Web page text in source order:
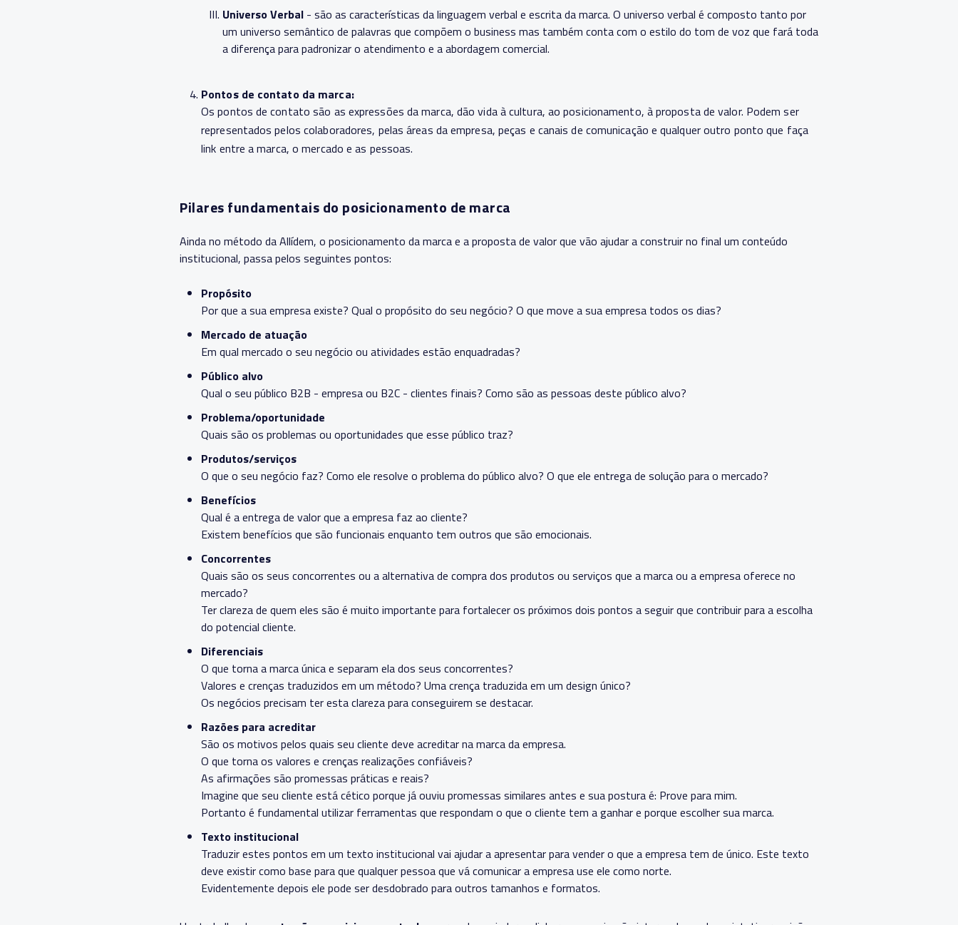
Universo Verbal - são as características da linguagem verbal e escrita da marca. O universo verbal é composto tanto por
um universo semântico de palavras que compõem o business mas também conta com o estilo do tom de voz que fará toda
a diferença para padronizar o atendimento e a abordagem comercial.
Pontos de contato da marca:
Os pontos de contato são as expressões da marca, dão vida à cultura, ao posicionamento, à proposta de valor. Podem ser
representados pelos colaboradores, pelas áreas da empresa, peças e canais de comunicação e qualquer outro ponto que faça
link entre a marca, o mercado e as pessoas.
Pilares fundamentais do posicionamento de marca
Ainda no método da Allídem, o posicionamento da marca e a proposta de valor que vão ajudar a construir no final um conteúdo
institucional, passa pelos seguintes pontos:
Propósito
Por que a sua empresa existe? Qual o propósito do seu negócio? O que move a sua empresa todos os dias?
Mercado de atuação
Em qual mercado o seu negócio ou atividades estão enquadradas?
Público alvo
Qual o seu público B2B - empresa ou B2C - clientes finais? Como são as pessoas deste público alvo?
Problema/oportunidade
Quais são os problemas ou oportunidades que esse público traz?
Produtos/serviços
O que o seu negócio faz? Como ele resolve o problema do público alvo? O que ele entrega de solução para o mercado?
Benefícios
Qual é a entrega de valor que a empresa faz ao cliente?
Existem benefícios que são funcionais enquanto tem outros que são emocionais.
Concorrentes
Quais são os seus concorrentes ou a alternativa de compra dos produtos ou serviços que a marca ou a empresa oferece no
mercado?
Ter clareza de quem eles são é muito importante para fortalecer os próximos dois pontos a seguir que contribuir para a escolha
do potencial cliente.
Diferenciais
O que torna a marca única e separam ela dos seus concorrentes?
Valores e crenças traduzidos em um método? Uma crença traduzida em um design único?
Os negócios precisam ter esta clareza para conseguirem se destacar.
Razões para acreditar
São os motivos pelos quais seu cliente deve acreditar na marca da empresa.
O que torna os valores e crenças realizações confiáveis?
As afirmações são promessas práticas e reais?
Imagine que seu cliente está cético porque já ouviu promessas similares antes e sua postura é: Prove para mim.
Portanto é fundamental utilizar ferramentas que respondam o que o cliente tem a ganhar e porque escolher sua marca.
Texto institucional
Traduzir estes pontos em um texto institucional vai ajudar a apresentar para vender o que a empresa tem de único. Este texto
deve existir como base para que qualquer pessoa que vá comunicar a empresa use ele como norte.
Evidentemente depois ele pode ser desdobrado para outros tamanhos e formatos.